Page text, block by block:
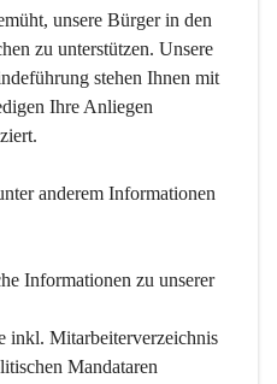
unsere Bürger in den
zu unterstützen. Unsere
stehen Ihnen mit
Ihre Anliegen
an­de­rem Informationen
Informationen zu unserer
inkl. Mitarbeiterverzeichnis
Mandataren